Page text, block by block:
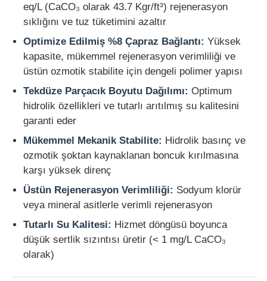
VİDEOLAR
Hakkımızda
Fabrika turu
Kalite kontrol
Bize ulaşın
Haberler
Tüm servis talepleri
Persülfatlar
eq/L (CaCO₃ olarak 43.7 Kgr/ft³) rejenerasyon
sıklığını ve tuz tüketimini azaltır
Optimize Edilmiş %8 Çapraz Bağlantı: Yüksek
kapasite, mükemmel rejenerasyon verimliliği ve
üstün ozmotik stabilite için dengeli polimer yapısı
Tekdüze Parçacık Boyutu Dağılımı: Optimum
hidrolik özellikleri ve tutarlı arıtılmış su kalitesini
garanti eder
Mükemmel Mekanik Stabilite: Hidrolik basınç ve
ozmotik şoktan kaynaklanan boncuk kırılmasına
karşı yüksek direnç
Üstün Rejenerasyon Verimliliği: Sodyum klorür
veya mineral asitlerle verimli rejenerasyon
Tutarlı Su Kalitesi: Hizmet döngüsü boyunca
düşük sertlik sızıntısı üretir (< 1 mg/L CaCO₃
olarak)